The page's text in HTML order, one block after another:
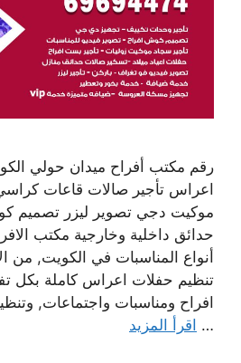
رقم مكتب أفراح ميدان حولي
اعراس تأجير صالات قاعات
موكيت دجي تصوير ليزر تصميم
حدائق داخلية وخارجية مكتب
أنواع المناسبات في الكويت, من
تنظيم حفلات اعراس كاملة بكل
افراح ومناسبات واجتماعات,
… اقرأ المزيد